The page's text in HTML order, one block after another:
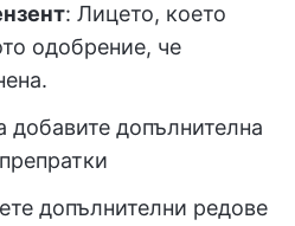
: Лицето, което
одобрение, че
добавите допълнителна
допълнителни редове